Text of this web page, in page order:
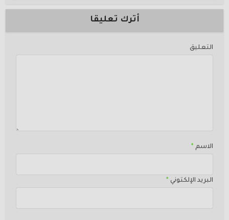
أترك تعليقا
التعليق
الاسم *
البريد الإلكتوني *